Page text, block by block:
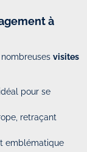
à
visites
pour se
retraçant
emblématique